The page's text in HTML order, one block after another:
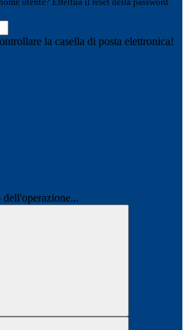
la casella di posta elettronica!